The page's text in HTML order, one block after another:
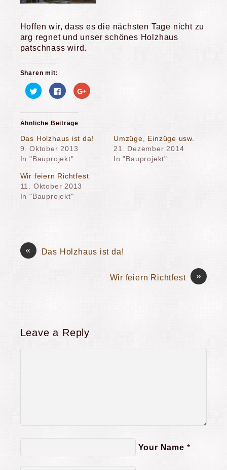
Hoffen wir, dass es die nächsten Tage nicht zu
arg regnet und unser schönes Holzhaus
patschnass wird.
Sharen mit:
Klick,
um
zu
teilen
(Wird
neuem
Fenster
geöffnet)
Klick,
um
zu
teilen
(Wird
neuem
Fenster
geöffnet)
Zum
Teilen
Fenster
geöffnet)
Ähnliche Beiträge
Das Holzhaus ist da!
9. Oktober 2013
In "Bauprojekt"
Umzüge, Einzüge usw.
21. Dezember 2014
In "Bauprojekt"
Wir feiern Richtfest
11. Oktober 2013
In "Bauprojekt"
« Das Holzhaus ist da!
»
Wir feiern Richtfest
Leave a Reply
Your Name *